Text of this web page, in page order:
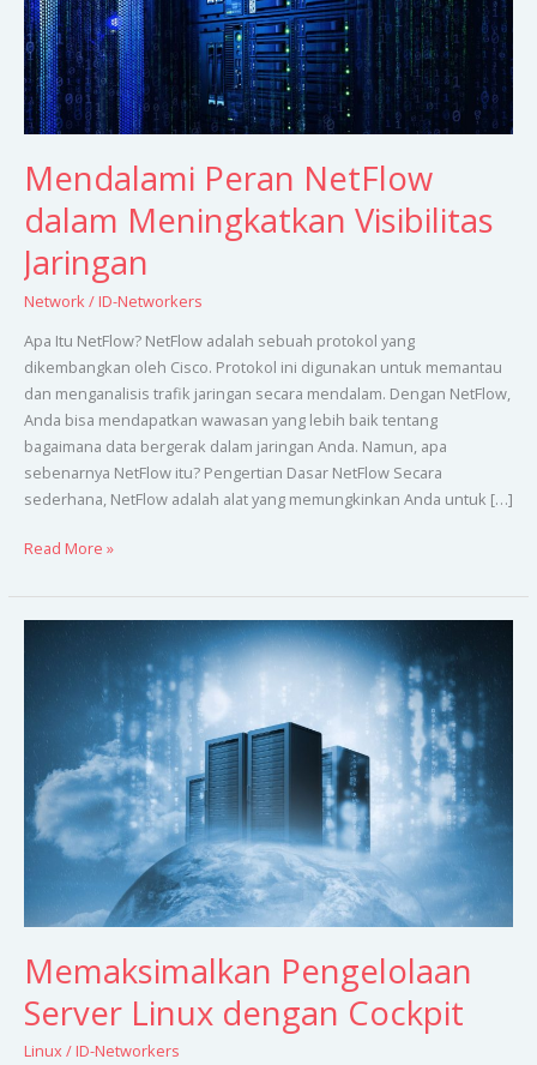
Mendalami Peran NetFlow
dalam Meningkatkan Visibilitas
Jaringan
Network/ ID-Networkers
Apa Itu NetFlow? NetFlow adalah sebuah protokol yang
dikembangkan oleh Cisco. Protokol ini digunakan untuk memantau
dan menganalisis trafik jaringan secara mendalam. Dengan NetFlow,
Anda bisa mendapatkan wawasan yang lebih baik tentang
bagaimana data bergerak dalam jaringan Anda. Namun, apa
sebenarnya NetFlow itu? Pengertian Dasar NetFlow Secara
sederhana, NetFlow adalah alat yang memungkinkan Anda untuk […]
Read More »
Memaksimalkan Pengelolaan
Server Linux dengan Cockpit
Linux/ ID-Networkers
Pengelolaan
Cockpit